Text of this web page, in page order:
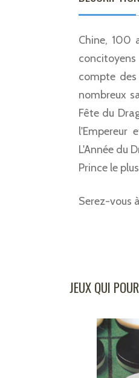
Chine, 100
compte
nombreux
Fête du
l'Empereur
L'Année du
Prince le
Serez-vous
JEUX QUI